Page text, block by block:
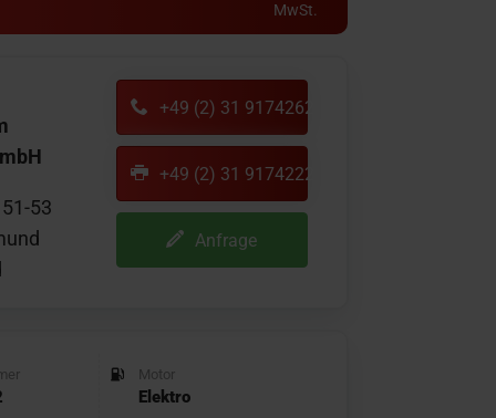
MwSt.
53
+49 (2) 31 9174262
+49 (2) 31 9174222
Anfrage
Motor
Elektro